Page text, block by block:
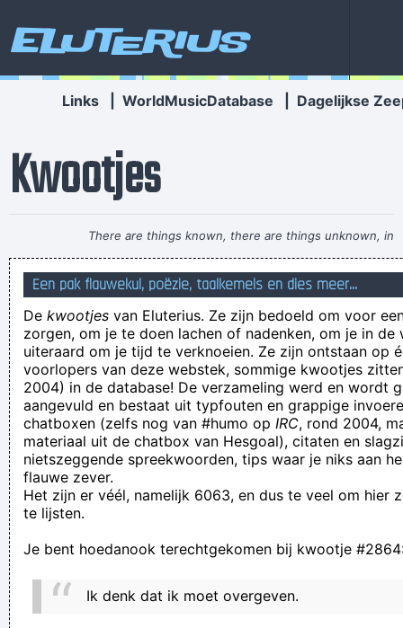
Eluterius
Links WorldMusicDatabase Dagelijkse
Kwootjes
There are things known, there are things unknown, in
between are doors~ Jim Morrison
woord van 46 letters :
arbeidsongeschiktheidsverzekeringsmaatschappij
het was een scholenloop van omstandigheden
Willem Verbraad, breiconstructeur in een home voor
delinquenten, heeft zich tijdens zijn eerste tongkus zodanig
verslikt, dat hij er bang voor is geworden en dit enkel nog
met zichzelf wenst te doen
I am final, I am sorry, but, in my opinion, this theme is not so
dat was op het laatste randje
Een pak flauwekul, poëzie, taalkemels en dies meer...
De kwootjes van Eluterius. Ze zijn bedoeld om voor
zorgen, om je te doen lachen of nadenken, om je in de
uiteraard om je tijd te verknoeien. Ze zijn ontstaan op
voorlopers van deze webstek, sommige kwootjes
2004) in de database! De verzameling werd en wordt
aangevuld en bestaat uit typfouten en grappige
chatboxen (zelfs nog van #humo op IRC, rond 2004,
materiaal uit de chatbox van Hesgoal), citaten en
nietszeggende spreekwoorden, tips waar je niks aan
flauwe zever.
Het zijn er véél, namelijk 6063, en dus te veel om hier
te lijsten.
Je bent hoedanook terechtgekomen bij kwootje
Ik denk dat ik moet overgeven.